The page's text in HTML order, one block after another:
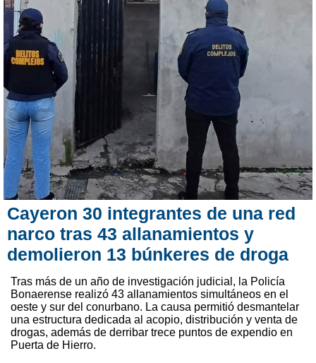
Cayeron 30 integrantes de una red
narco tras 43 allanamientos y
demolieron 13 búnkeres de droga
Tras más de un año de investigación judicial, la Policía
Bonaerense realizó 43 allanamientos simultáneos en el
oeste y sur del conurbano. La causa permitió desmantelar
una estructura dedicada al acopio, distribución y venta de
drogas, además de derribar trece puntos de expendio en
Puerta de Hierro.